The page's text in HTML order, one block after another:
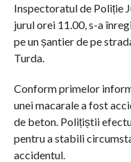
Inspectoratul de Poliție
jurul orei 11.00, s-a
pe un șantier de pe
Turda.
Conform primelor
unei macarale a fost
de beton. Polițiștii
pentru a stabili
accidentul.